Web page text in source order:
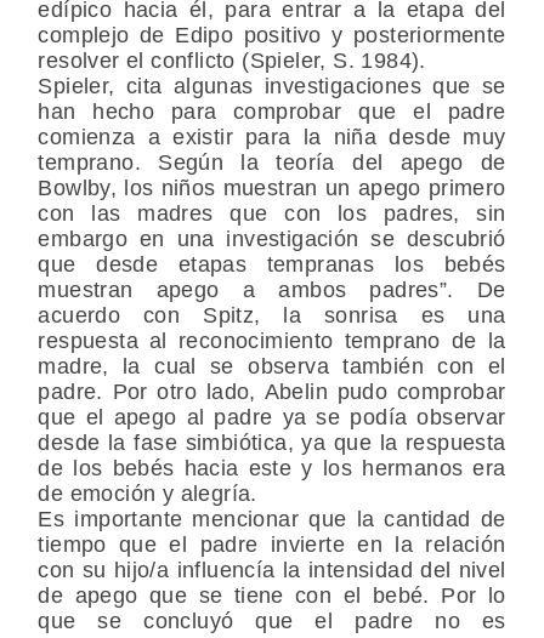
edípico hacia él, para entrar a la etapa del
complejo de Edipo positivo y posteriormente
resolver el conflicto (Spieler, S. 1984).
Spieler, cita algunas investigaciones que se
han hecho para comprobar que el padre
comienza a existir para la niña desde muy
temprano. Según la teoría del apego de
Bowlby, los niños muestran un apego primero
con las madres que con los padres, sin
embargo en una investigación se descubrió
que desde etapas tempranas los bebés
muestran apego a ambos padres”. De
acuerdo con Spitz, la sonrisa es una
respuesta al reconocimiento temprano de la
madre, la cual se observa también con el
padre. Por otro lado, Abelin pudo comprobar
que el apego al padre ya se podía observar
desde la fase simbiótica, ya que la respuesta
de los bebés hacia este y los hermanos era
de emoción y alegría.
Es importante mencionar que la cantidad de
tiempo que el padre invierte en la relación
con su hijo/a influencía la intensidad del nivel
de apego que se tiene con el bebé. Por lo
que se concluyó que el padre no es